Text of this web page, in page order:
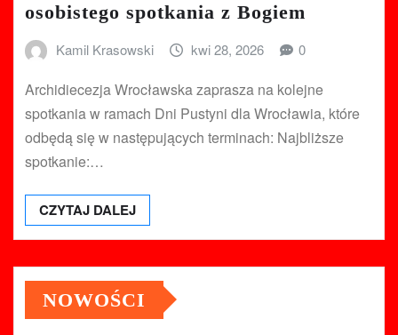
osobistego spotkania z Bogiem
Kamil Krasowski kwi 28, 2026 0
Archidiecezja Wrocławska zaprasza na kolejne
spotkania w ramach Dni Pustyni dla Wrocławia, które
odbędą się w następujących terminach: Najbliższe
spotkanie:…
CZYTAJ DALEJ
NOWOŚCI